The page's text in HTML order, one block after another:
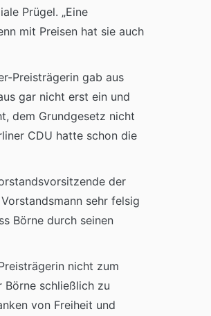
Prügel. „Eine
mit Preisen hat sie auch
Preisträgerin gab aus
gar nicht erst ein und
dem Grundgesetz nicht
CDU hatte schon die
der
sehr felsig
Börne durch seinen
nicht zum
Börne schließlich zu
von Freiheit und